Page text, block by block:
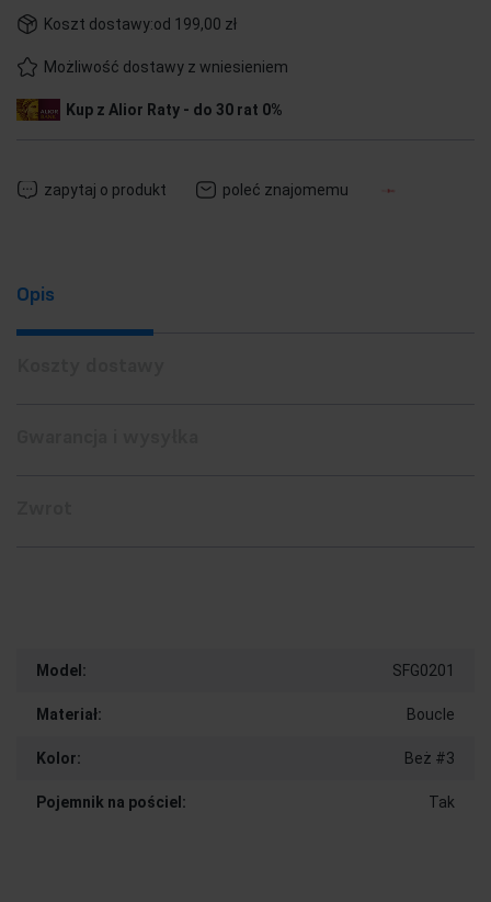
Koszt dostawy:od 199,00 zł
Możliwość dostawy z wniesieniem
Kup z Alior Raty - do 30 rat 0%
zapytaj o produkt poleć znajomemu
Opis
Model: SFG0201
Materiał: Boucle
Kolor: Beż #3
Pojemnik na pościel: Tak